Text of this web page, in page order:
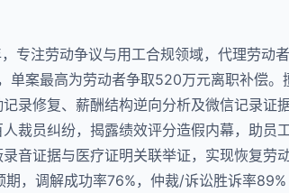
专注劳动争议与用工合规领域，代理劳动
单案最高为劳动者争取520万元离职补偿。
录修复、薪酬结构逆向分析及微信记录证
裁员纠纷，揭露绩效评分造假内幕，助员
音证据与医疗证明关联举证，实现恢复劳
，调解成功率76%，仲裁/诉讼胜诉率89%